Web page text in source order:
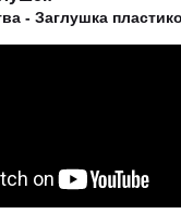
- Заглушка